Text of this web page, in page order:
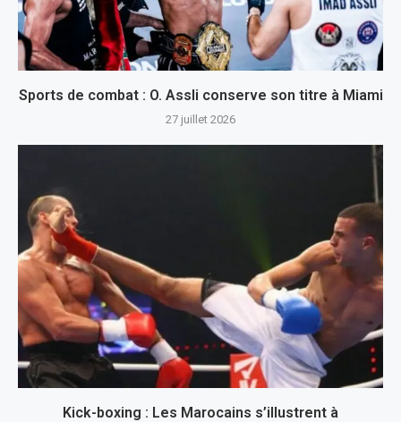
Sports de combat : O. Assli conserve son titre à Miami
27 juillet 2026
Kick-boxing : Les Marocains s’illustrent à